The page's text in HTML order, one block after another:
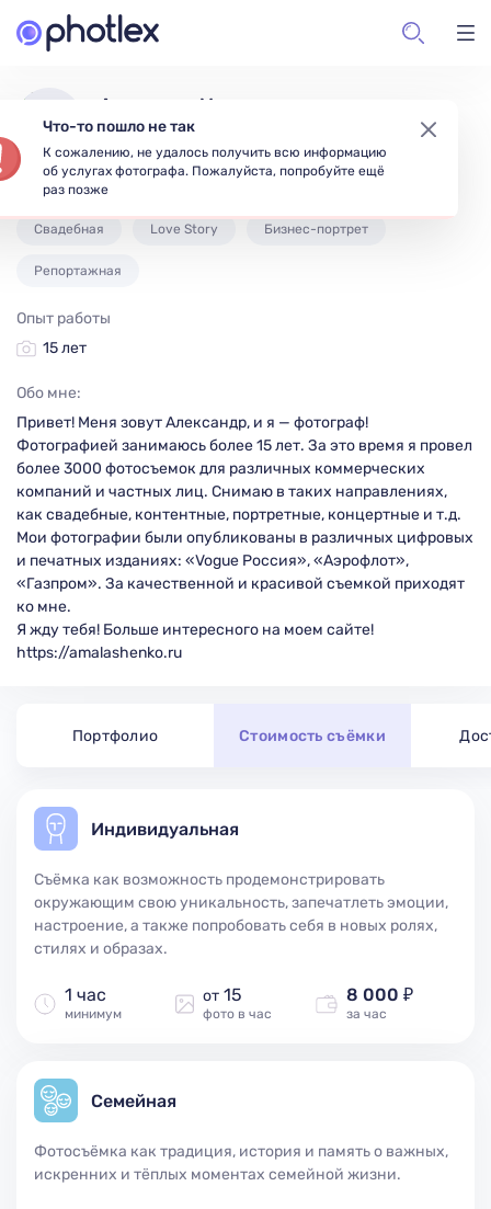
Александр Малашенко
Москва, Россия
Индивидуальная
Свадебная Love Story Бизнес-портрет
Репортажная
Обо мне:
Привет! Меня зовут Александр, и я — фотограф!
Фотографией занимаюсь более 15 лет. За это время я провел
более 3000 фотосъемок для различных коммерческих
компаний и частных лиц. Снимаю в таких направлениях,
как свадебные, контентные, портретные, концертные и т.д.
Мои фотографии были опубликованы в различных цифровых
и печатных изданиях: «Vogue Россия», «Аэрофлот»,
«Газпром». За качественной и красивой съемкой приходят
ко мне.
Я жду тебя! Больше интересного на моем сайте!
https://amalashenko.ru
Опыт работы
15 лет
Портфолио Стоимость съёмки
Индивидуальная
Съёмка как возможность продемонстрировать
окружающим свою уникальность, запечатлеть эмоции,
настроение, а также попробовать себя в новых ролях,
стилях и образах.
1 час
минимум
от15
фото в час
8 000 ₽
за час
Семейная
Фотосъёмка как традиция, история и память о важных,
искренних и тёплых моментах семейной жизни.
Что-то